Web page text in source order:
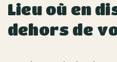
Lieu où en
dehors de